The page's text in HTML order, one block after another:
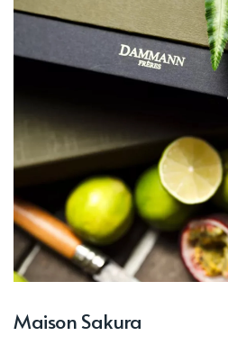
Maison Sakura